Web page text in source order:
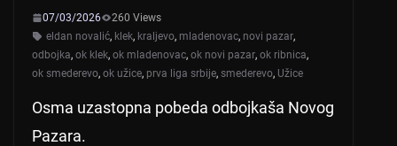
07/03/2026
260 Views
eldan novalić, klek, kraljevo, mladenovac, novi pazar,
odbojka, ok klek, ok mladenovac, ok novi pazar, ok ribnica,
ok smederevo, ok užice, prva liga srbije, smederevo, Užice
Osma uzastopna pobeda odbojkaša Novog
Pazara.